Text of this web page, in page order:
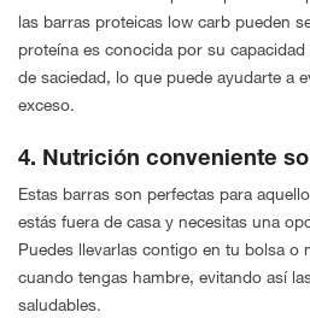
las barras proteicas low carb pueden
proteína es conocida por su
de saciedad, lo que puede ayudarte a
exceso.
4. Nutrición conveniente
Estas barras son perfectas para
estás fuera de casa y necesitas una
Puedes llevarlas contigo en tu bolsa o
cuando tengas hambre, evitando así
saludables.